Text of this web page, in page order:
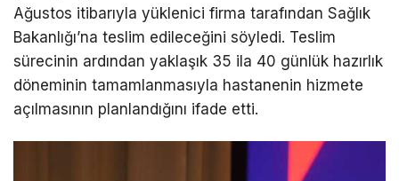
Ağustos itibarıyla yüklenici firma tarafından Sağlık
Bakanlığı’na teslim edileceğini söyledi. Teslim
sürecinin ardından yaklaşık 35 ila 40 günlük hazırlık
döneminin tamamlanmasıyla hastanenin hizmete
açılmasının planlandığını ifade etti.